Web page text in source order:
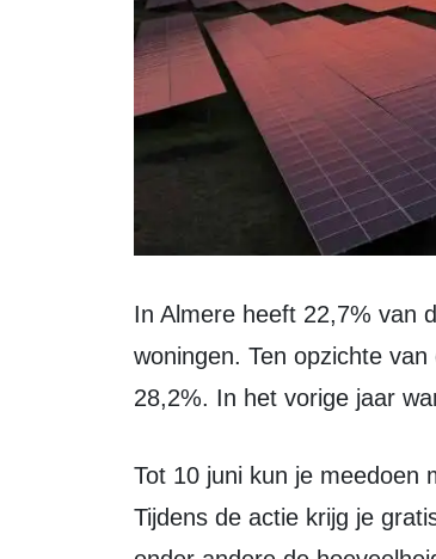
In Almere heeft 22,7% van de woningen zonnepanelen, dat zijn ruim 20 duizend
woningen. Ten opzichte
28,2%. In het vorige jaar
Tot 10 juni kun je meedoen met een nieuwe zonnepanelenactie in Almere.
Tijdens de actie krijg je